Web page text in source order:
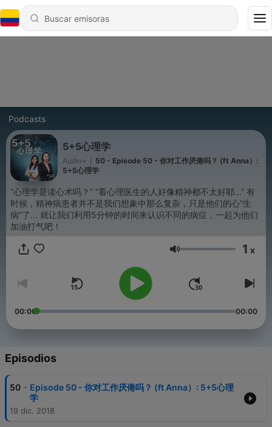
Podcasts
5+5心理学
Audio+
50 - Episode 50 - 你对工作厌倦吗？ (ft Anna）:
5+5心理学
“心理学是读心术吗？” “看心理医生的人好像精神都不太好耶...” 有
时候，精神病患者并不是我们想象中那么复杂，只是他们的心“生
病”了... 就让我们利用5分钟的时间来认识不同的病症，一起为他们
加油打气吧！
Volumen 1 x
00:00 00:00
Episodios
50 - Episode 50 - 你对工作厌倦吗？ (ft Anna）: 5+5心理
学
19 dic. 2018